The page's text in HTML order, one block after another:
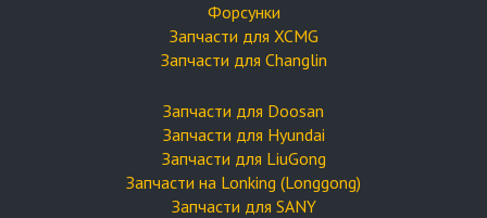
Форсунки
Запчасти для XCMG
Запчасти для Changlin
Запчасти для Doosan
Запчасти для Hyundai
Запчасти для LiuGong
Запчасти на Lonking (Longgong)
Запчасти для SANY